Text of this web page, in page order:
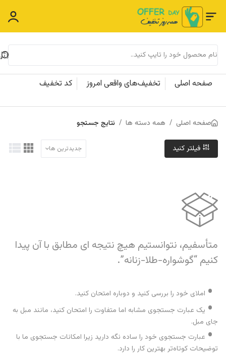
صفحه اصلی تخفیف‌های واقعی امروز کد تخفیف
صفحه اصلی / همه دسته ها / نتایج جستجو
جدیدترین ها
متأسفیم، نتوانستیم هیچ نتیجه ای مطابق با آن پیدا
کنیم “گوشواره-طلا-زنانه”.
املای خود را بررسی کنید و دوباره امتحان کنید.
یک عبارت جستجوی مشابه اما متفاوت را امتحان کنید، مانند مبل به
جای مبل.
عبارت جستجوی خود را ساده نگه دارید زیرا امکانات جستجوی ما با
توضیحات کوتاه‌تر بهترین کار را دارد.